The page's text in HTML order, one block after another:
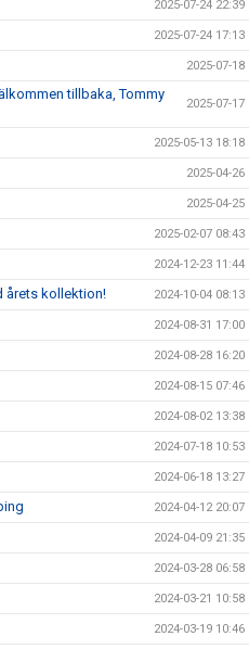
2025-07-24 22:39
2025-07-24 17:13
2025-07-18
tillbaka, Tommy
2025-07-17
2025-05-13 18:18
2025-04-26
2025-04-25
2025-02-07 08:43
2024-12-23 11:44
årets kollektion! 2024-10-04 08:13
2024-08-31 17:00
2024-08-28 16:20
2024-08-15 07:46
2024-08-02 13:38
2024-07-18 10:53
2024-06-18 13:27
2024-04-12 20:07
2024-04-09 21:35
2024-03-28 06:58
2024-03-21 10:58
2024-03-19 10:46